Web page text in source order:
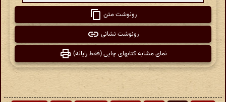
رونوشت متن
رونوشت نشانی
نمای مشابه کتابهای چاپی (فقط رایانه)